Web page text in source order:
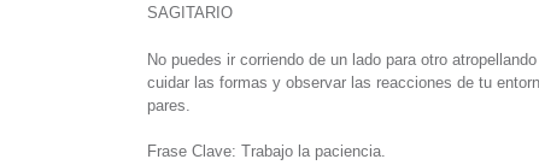
SAGITARIO
No puedes ir corriendo de un lado para otro
cuidar las formas y observar las reacciones de tu
pares.
Frase Clave: Trabajo la paciencia.